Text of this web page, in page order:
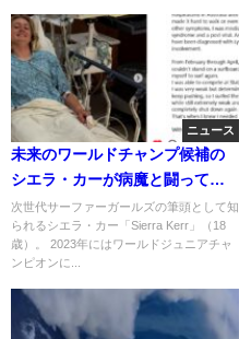
ニュース
未来のワールドチャンプ候補の
シエラ・カーが病魔と闘ってい
る事をSNS投稿で告白
次世代サーファーガールズの筆頭として知
られるシエラ・カー「Sierra Kerr」（18
歳）。 2023年にはワールドジュニアチャ
ンピオンに...